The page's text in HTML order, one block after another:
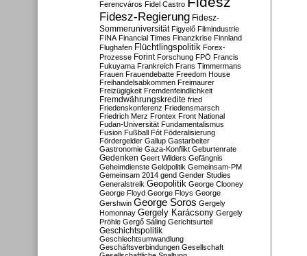
Ferencváros Fidel Castro
Fidesz-Regierung Fidesz-
Sommeruniversität Figyelő Filmindustrie
FINA Financial Times Finanzkrise Finnland
Flughafen Flüchtlingspolitik Forex-
Prozesse Forint Forschung FPÖ Francis
Fukuyama Frankreich Frans Timmermans
Frauen Frauendebatte Freedom House
Freihandelsabkommen Freimaurer
Freizügigkeit Fremdenfeindlichkeit
Fremdwährungskredite fried
Friedenskonferenz Friedensmarsch
Friedrich Merz Frontex Front National
Fudan-Universität Fundamentalismus
Fusion Fußball Fót Föderalisierung
Fördergelder Gallup Gastarbeiter
Gastronomie Gaza-Konflikt Geburtenrate
Gedenken Geert Wilders Gefängnis
Geheimdienste Geldpolitik Gemeinsam-PM
Gemeinsam 2014 gend Gender Studies
Generalstreik Geopolitik George Clooney
George Floyd George Floys George
Gershwin George Soros Gergely
Homonnay Gergely Karácsony Gergely
Pröhle Gergő Sáling Gerichtsurteil
Geschichtspolitik
Geschlechtsumwandlung
Geschäftsverbindungen Gesellschaft